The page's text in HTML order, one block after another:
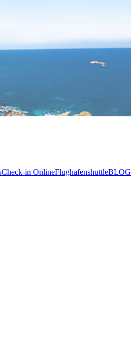
Check-in OnlineFlughafenshuttleBLOG